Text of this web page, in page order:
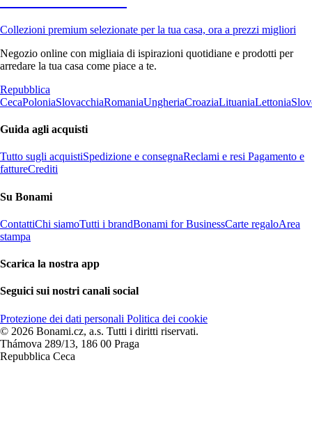
Collezioni premium selezionate per la tua casa, ora a prezzi migliori
Negozio online con migliaia di ispirazioni quotidiane e prodotti per
arredare la tua casa come piace a te.
Repubblica
CecaPoloniaSlovacchiaRomaniaUngheriaCroaziaLituaniaLettonia
Guida agli acquisti
Tutto sugli acquistiSpedizione e consegnaReclami e resi Pagamento e
fattureCrediti
Su Bonami
ContattiChi siamoTutti i brandBonami for BusinessCarte regaloArea
stampa
Scarica la nostra app
Seguici sui nostri canali social
Protezione dei dati personali Politica dei cookie
© 2026 Bonami.cz, a.s. Tutti i diritti riservati.
Thámova 289/13, 186 00 Praga
Repubblica Ceca